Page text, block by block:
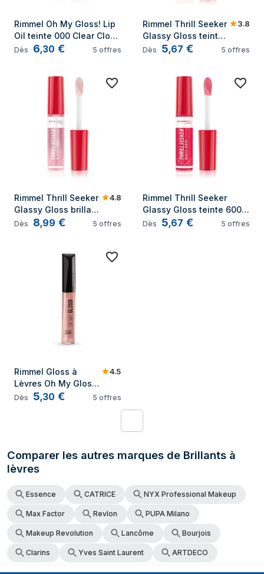
Rimmel Oh My Gloss! Lip
Oil teinte 000 Clear Cloud
4,5 ml
Dès 6,30 € 5 offres
Rimmel Thrill Seeker
Glassy Gloss teinte
500 Pine to the
3.8
Dès 5,67 € 5 offres
Rimmel Thrill Seeker
Glassy Gloss brillant
à lèvres 100 Coco
4.8
Dès 8,99 € 5 offres
Rimmel Thrill Seeker
Glassy Gloss teinte 600
Berry Glace 10 ml
Dès 5,67 € 5 offres
Rimmel Gloss à
Lèvres Oh My Gloss!
Purrr... Glossy Cat
4.5
Dès 5,30 € 5 offres
Comparer les autres marques de Brillants à
lèvres
Essence CATRICE NYX Professional Makeup
Max Factor Revlon PUPA Milano
Makeup Revolution Lancôme Bourjois
Clarins Yves Saint Laurent ARTDECO